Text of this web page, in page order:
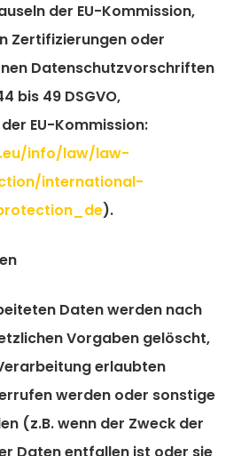
der EU-Kommission,
Zertifizierungen oder
Datenschutzvorschriften
bis 49 DSGVO,
EU-Kommission:
info/law/law-
international-
).
Daten werden nach
Vorgaben gelöscht,
erlaubten
werden oder sonstige
(z.B. wenn der Zweck der